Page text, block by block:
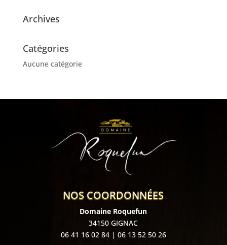
Archives
Catégories
Aucune catégorie
NOS COORDONNÉES
Domaine Roquefun
34150 GIGNAC
06 41 16 02 84| 06 13 52 50 26